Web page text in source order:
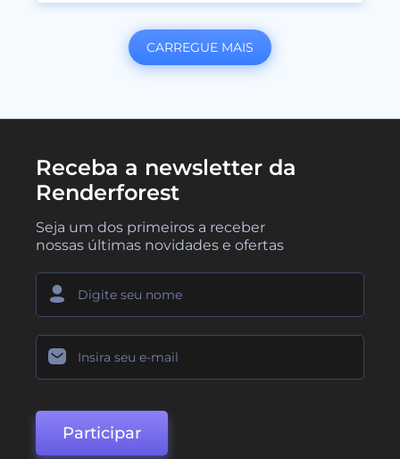
CARREGUE MAIS
Receba a newsletter da
Renderforest
Seja um dos primeiros a receber
nossas últimas novidades e ofertas
Participar